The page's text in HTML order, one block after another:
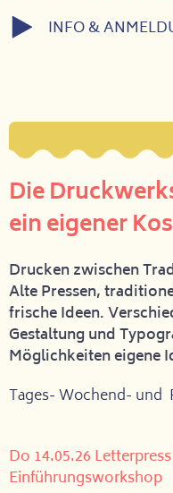
INFO &
Die
ein eigener
Drucken zwischen
Alte Pressen,
frische Ideen.
Gestaltung und
Möglichkeiten eigene
Tages- Wochend- und
Do 14.05.26
Einführungsworkshop